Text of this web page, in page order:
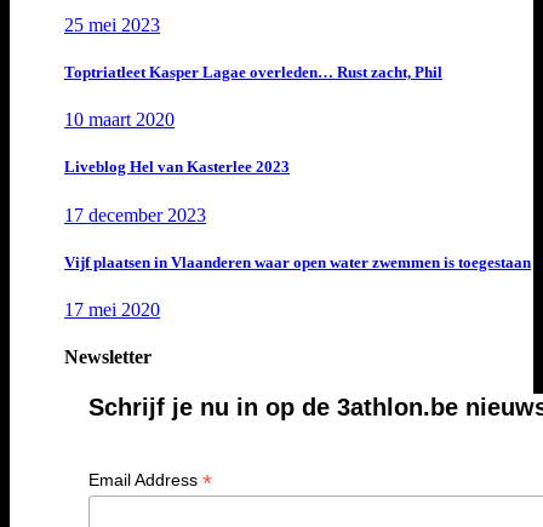
25 mei 2023
Toptriatleet Kasper Lagae overleden… Rust zacht, Phil
10 maart 2020
Liveblog Hel van Kasterlee 2023
17 december 2023
Vijf plaatsen in Vlaanderen waar open water zwemmen is toegestaan
17 mei 2020
Newsletter
Schrijf je nu in op de 3athlon.be
Email Address *